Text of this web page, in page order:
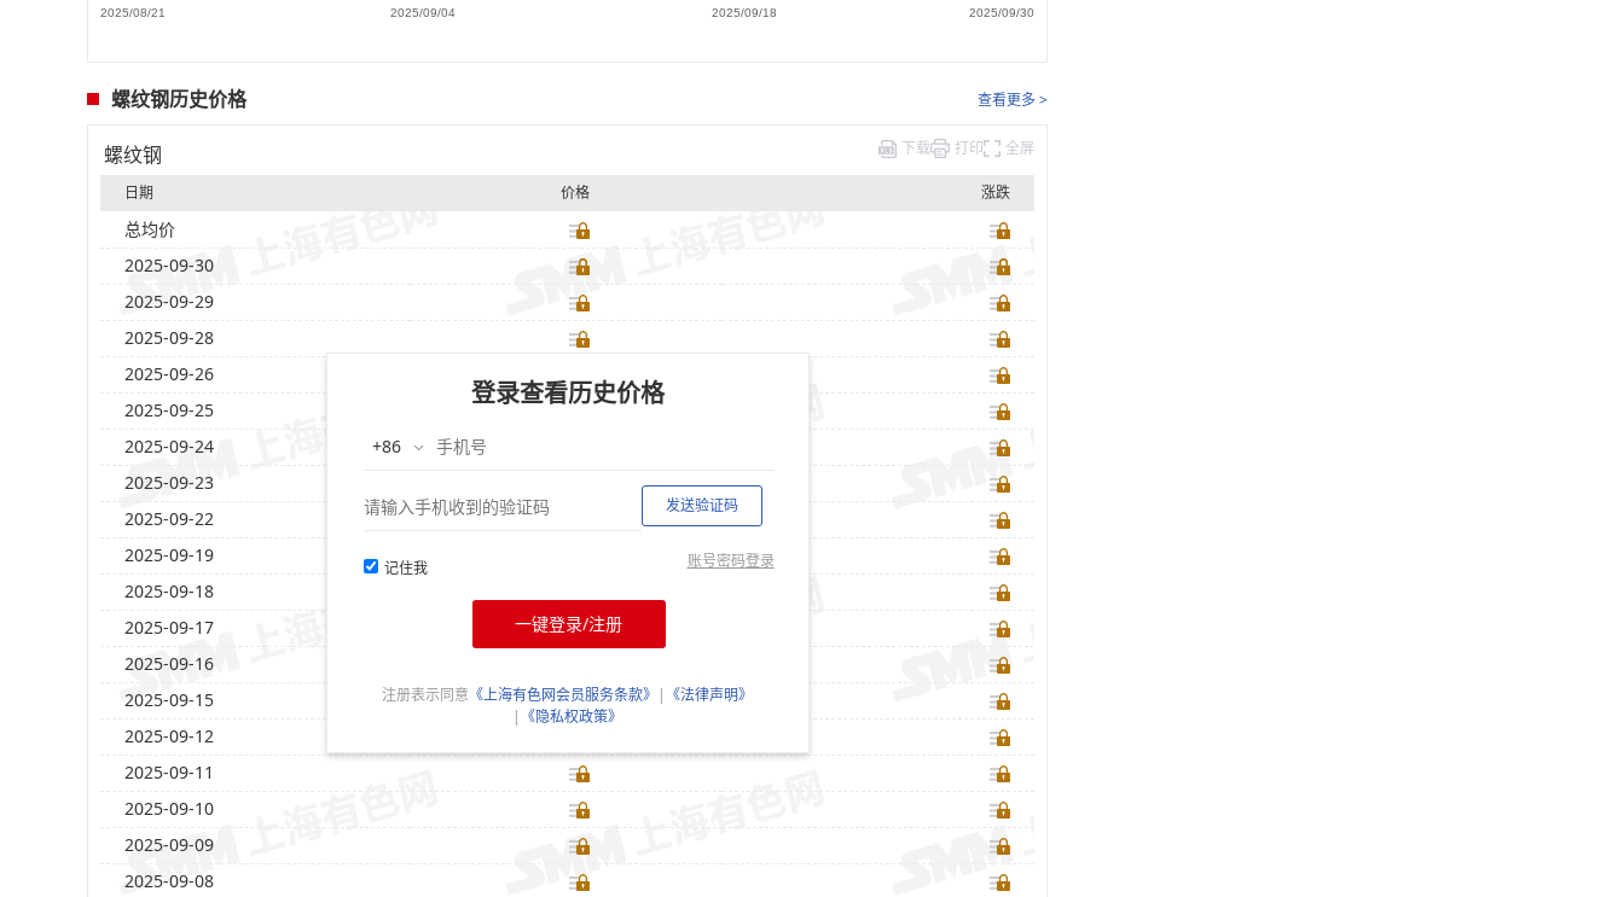
2025/08/21 2025/09/04 2025/09/18 2025/09/30
螺纹钢历史价格 查看更多 >
螺纹钢 下载 打印 全屏
日期 价格 涨跌
总均价
2025-09-30
2025-09-29
2025-09-28
2025-09-26
2025-09-25
2025-09-24
2025-09-23
2025-09-22
2025-09-19
2025-09-18
2025-09-17
2025-09-16
2025-09-15
2025-09-12
2025-09-11
2025-09-10
2025-09-09
2025-09-08
登录查看历史价格
发送验证码
记住我 账号密码登录
一键登录/注册
注册表示同意 《上海有色网会员服务条款》 | 《法律声明》
| 《隐私权政策》